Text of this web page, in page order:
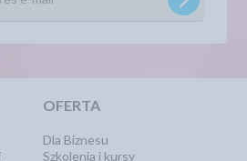
OFERTA
Dla Biznesu
Szkolenia i kursy